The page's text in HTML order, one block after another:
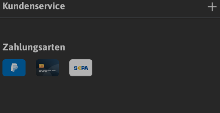
Kundenservice
Zahlungsarten